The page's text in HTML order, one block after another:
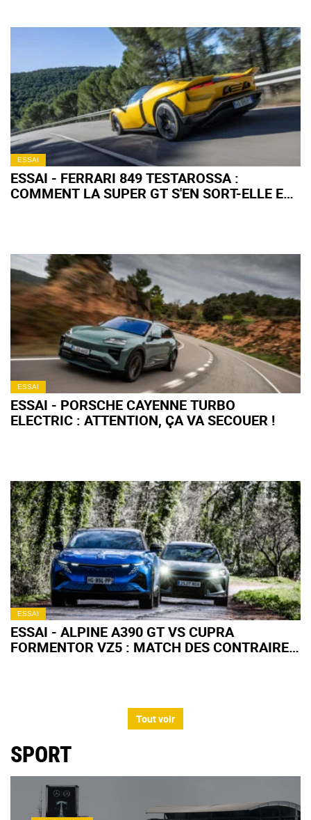
ESSAI
ESSAI - FERRARI 849 TESTAROSSA :
COMMENT LA SUPER GT S'EN SORT-ELLE EN
ESSAI
ESSAI - PORSCHE CAYENNE TURBO
ELECTRIC : ATTENTION, ÇA VA SECOUER !
ESSAI
ESSAI - ALPINE A390 GT VS CUPRA
FORMENTOR VZ5 : MATCH DES CONTRAIRES
Tout voir
SPORT